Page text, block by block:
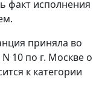
факт исполнения
приняла во
10 по г. Москве о
к категории